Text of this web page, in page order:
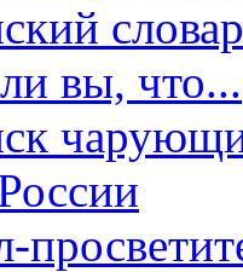
вы, что...